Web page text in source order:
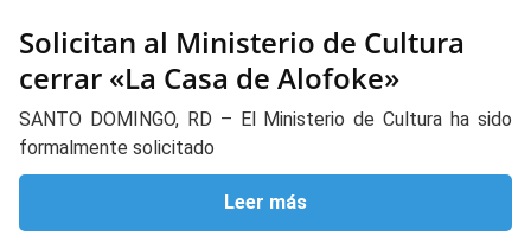
Solicitan al Ministerio de Cultura
cerrar «La Casa de Alofoke»
SANTO DOMINGO, RD – El Ministerio de Cultura ha sido
formalmente solicitado
Leer más